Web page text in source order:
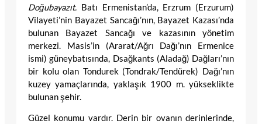
Doğubayazıt. Batı Ermenistan’da, Erzrum (Erzurum)
Vilayeti’nin Bayazet Sancağı’nın, Bayazet Kazası’nda
bulunan Bayazet Sancağı ve kazasının yönetim
merkezi. Masis’in (Ararat/Ağrı Dağı’nın Ermenice
ismi) güneybatısında, Dsağkants (Aladağ) Dağları’nın
bir kolu olan Tondurek (Tondrak/Tendürek) Dağı’nın
kuzey yamaçlarında, yaklaşık 1900 m. yükseklikte
bulunan şehir.
Güzel konumu vardır. Derin bir ovanın derinlerinde,